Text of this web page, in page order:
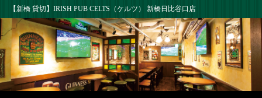
【新橋 貸切】IRISH PUB CELTS（ケルツ） 新橋日比谷口店